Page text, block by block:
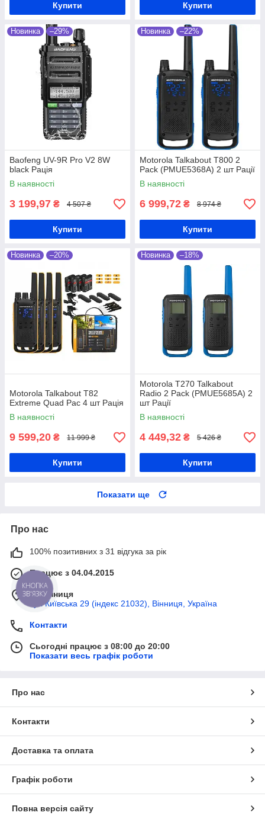
Купити Купити
Новинка –29%
Baofeng UV-9R Pro V2 8W
black Рація
В наявності
3 199,97 ₴ 4 507 ₴
Купити
Новинка –22%
Motorola Talkabout T800 2
Pack (PMUE5368A) 2 шт Рації
В наявності
6 999,72 ₴ 8 974 ₴
Купити
Новинка –20%
Motorola Talkabout T82
Extreme Quad Pac 4 шт Рація
В наявності
9 599,20 ₴ 11 999 ₴
Купити
Новинка –18%
Motorola T270 Talkabout
Radio 2 Pack (PMUE5685A) 2
шт Рації
В наявності
4 449,32 ₴ 5 426 ₴
Купити
Показати ще
Про нас
100% позитивних з 31 відгука за рік
Працює з 04.04.2015
м. Вінниця
вул Київська 29 (індекс 21032), Вінниця, Україна
Контакти
Сьогодні працює з 08:00 до 20:00
Показати весь графік роботи
Про нас
Контакти
Доставка та оплата
Графік роботи
Повна версія сайту
КНОПКА
ЗВ'ЯЗКУ